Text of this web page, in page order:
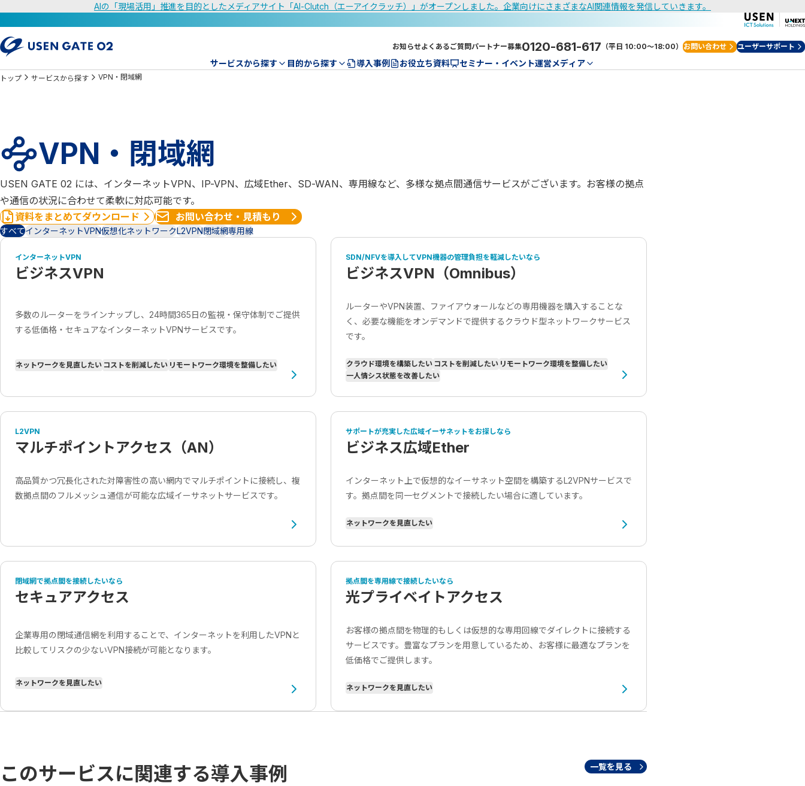
AIの「現場活用」推進を目的としたメディアサイト「AI-Clutch（エーアイクラッチ）」がオープンしました。企業向けにさまざまなAI関連情報を発信していきます。
お知らせよくあるご質問パートナー募集0120-681-617 （平日 10:00～18:00） お問い合わせ ユーザーサポート
サービスから探す 目的から探す 導入事例 お役立ち資料 セミナー・イベント運営メディア
トップ サービスから探す VPN・閉域網
VPN・閉域網
USEN GATE 02 には、インターネットVPN、IP-VPN、広域Ether、SD-WAN、専用線など、多様な拠点間通信サービスがございます。お客様の拠点
や通信の状況に合わせて柔軟に対応可能です。
資料をまとめてダウンロード
お問い合わせ・見積もり
すべてインターネットVPN仮想化ネットワークL2VPN閉域網専用線
インターネットVPN
ビジネスVPN
多数のルーターをラインナップし、24時間365日の監視・保守体制でご提供
する低価格・セキュアなインターネットVPNサービスです。
ネットワークを見直したい コストを削減したい リモートワーク環境を整備したい
SDN/NFVを導入してVPN機器の管理負担を軽減したいなら
ビジネスVPN（Omnibus）
ルーターやVPN装置、ファイアウォールなどの専用機器を購入することな
く、必要な機能をオンデマンドで提供するクラウド型ネットワークサービス
です。
クラウド環境を構築したい コストを削減したい リモートワーク環境を整備したい
一人情シス状態を改善したい
L2VPN
マルチポイントアクセス（AN）
高品質かつ冗長化された対障害性の高い網内でマルチポイントに接続し、複
数拠点間のフルメッシュ通信が可能な広域イーサネットサービスです。
サポートが充実した広域イーサネットをお探しなら
ビジネス広域Ether
インターネット上で仮想的なイーサネット空間を構築するL2VPNサービスで
す。拠点間を同一セグメントで接続したい場合に適しています。
ネットワークを見直したい
閉域網で拠点間を接続したいなら
セキュアアクセス
企業専用の閉域通信網を利用することで、インターネットを利用したVPNと
比較してリスクの少ないVPN接続が可能となります。
ネットワークを見直したい
拠点間を専用線で接続したいなら
光プライベイトアクセス
お客様の拠点間を物理的もしくは仮想的な専用回線でダイレクトに接続する
サービスです。豊富なプランを用意しているため、お客様に最適なプランを
低価格でご提供します。
ネットワークを見直したい
このサービスに関連する導入事例 一覧を見る